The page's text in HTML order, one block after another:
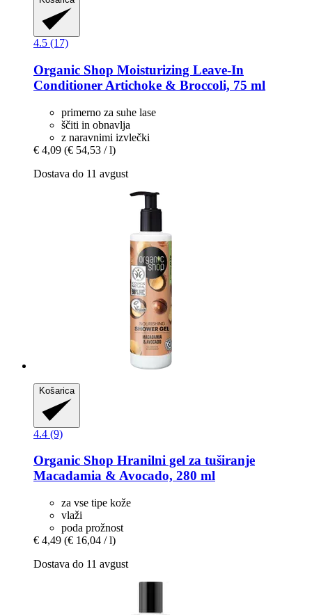
4.5 (17)
Organic Shop Moisturizing Leave-​In
Conditioner Artichoke & Broccoli, 75 ml
primerno za suhe lase
ščiti in obnavlja
z naravnimi izvlečki
€ 4,09 (€ 54,53 / l)
Dostava do 11 avgust
Košarica
4.4 (9)
Organic Shop Hranilni gel za tuširanje
Macadamia & Avocado, 280 ml
za vse tipe kože
vlaži
poda prožnost
€ 4,49 (€ 16,04 / l)
Dostava do 11 avgust